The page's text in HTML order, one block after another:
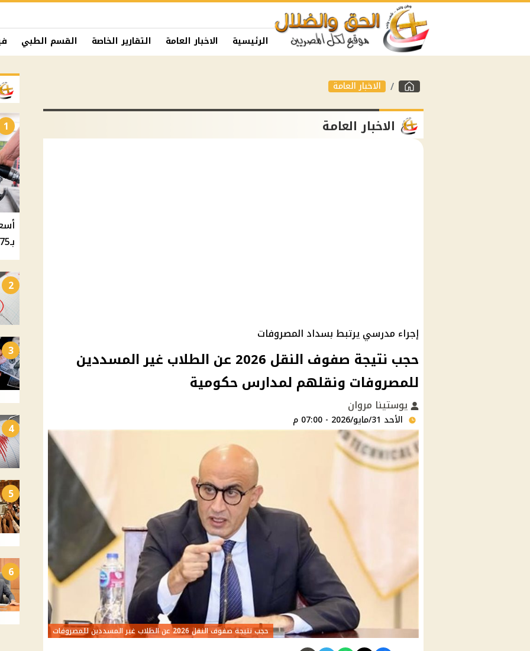
الرئيسية الاخبار العامة التقارير الخاصة القسم الطبي
الاخبار العامة
الاخبار العامة
إجراء مدرسي يرتبط بسداد المصروفات
حجب نتيجة صفوف النقل 2026 عن الطلاب غير المسددين
للمصروفات ونقلهم لمدارس حكومية
يوستينا مروان
الأحد 31/مايو/2026 - 07:00 م
حجب نتيجة صفوف النقل 2026 عن الطلاب غير المسددين للمصروفات
1
بـ20.75 جنيه والسولار بـ20.50 جنيه
2
3
4
5
6